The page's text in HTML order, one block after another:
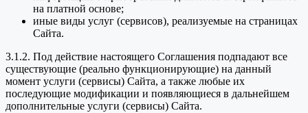
на платной основе;
иные виды услуг (сервисов), реализуемые на страницах
Сайта.
3.1.2. Под действие настоящего Соглашения подпадают все
существующие (реально функционирующие) на данный
момент услуги (сервисы) Сайта, а также любые их
последующие модификации и появляющиеся в дальнейшем
дополнительные услуги (сервисы) Сайта.